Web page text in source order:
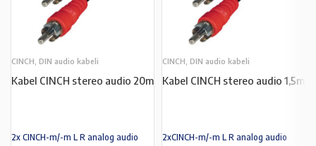
CINCH, DIN audio kabeli
Kabel CINCH stereo audio 20m
2x CINCH-m/-m L R analog audio
CINCH, DIN audio kabeli
Kabel CINCH stereo audio 1,5m
2xCINCH-m/-m L R analog audio